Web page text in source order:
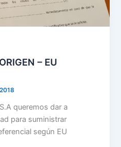
– EU
queremos dar a
para suministrar
según EU